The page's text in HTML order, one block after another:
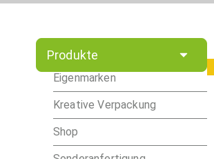
Produkte
Eigenmarken
Kreative Verpackung
Shop